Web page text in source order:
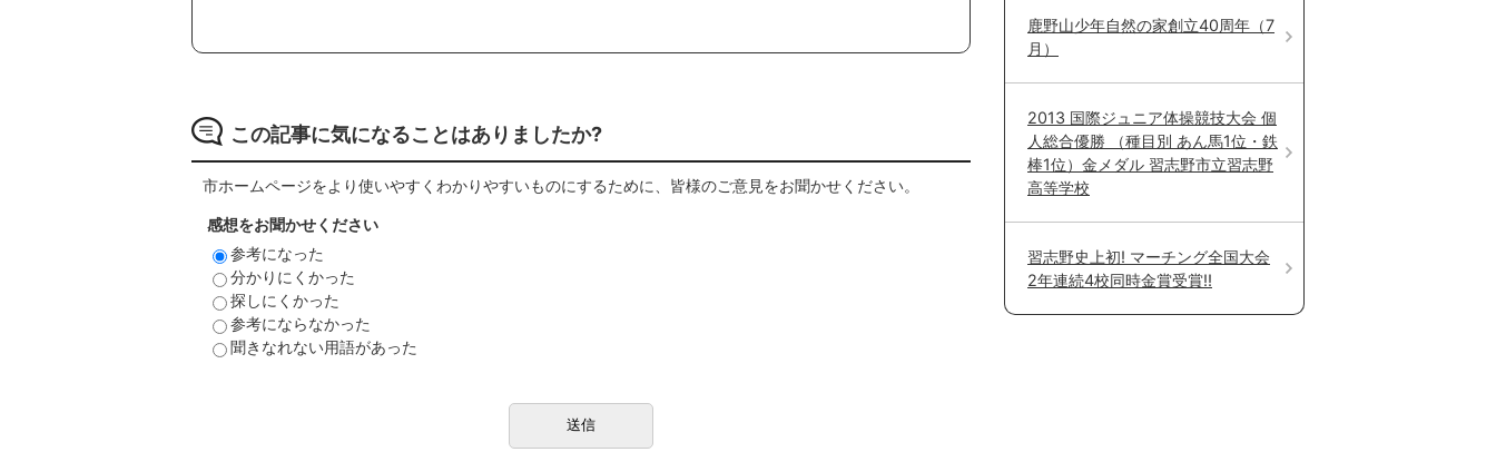
この記事に気になることはありましたか?
市ホームページをより使いやすくわかりやすいものにするために、皆様のご意見をお聞かせください。
感想をお聞かせください
参考になった
分かりにくかった
探しにくかった
参考にならなかった
聞きなれない用語があった
鹿野山少年自然の家創立40周年（7
月）
2013 国際ジュニア体操競技大会 個
人総合優勝 （種目別 あん馬1位・鉄
棒1位）金メダル 習志野市立習志野
高等学校
習志野史上初! マーチング全国大会
2年連続4校同時金賞受賞!!